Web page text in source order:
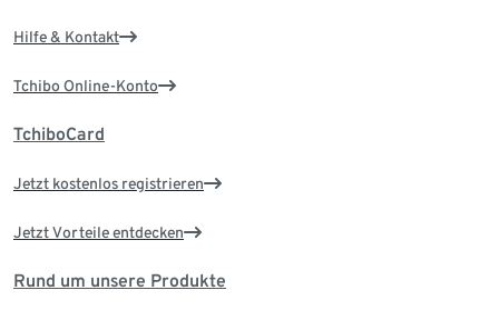
Hilfe & Kontakt
Tchibo Online-Konto
TchiboCard
Jetzt kostenlos registrieren
Jetzt Vorteile entdecken
Rund um unsere Produkte